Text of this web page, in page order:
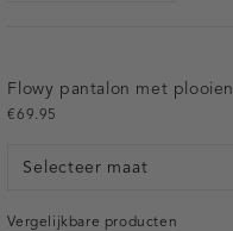
Flowy pantalon met plooien
€69.95
Selecteer maat
Vergelijkbare producten